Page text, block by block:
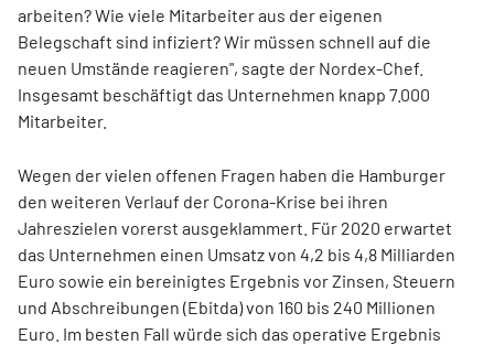
arbeiten? Wie viele Mitarbeiter aus der eigenen
Belegschaft sind infiziert? Wir müssen schnell auf die
neuen Umstände reagieren", sagte der Nordex-Chef.
Insgesamt beschäftigt das Unternehmen knapp 7.000
Mitarbeiter.
Wegen der vielen offenen Fragen haben die Hamburger
den weiteren Verlauf der Corona-Krise bei ihren
Jahreszielen vorerst ausgeklammert. Für 2020 erwartet
das Unternehmen einen Umsatz von 4,2 bis 4,8 Milliarden
Euro sowie ein bereinigtes Ergebnis vor Zinsen, Steuern
und Abschreibungen (Ebitda) von 160 bis 240 Millionen
Euro. Im besten Fall würde sich das operative Ergebnis